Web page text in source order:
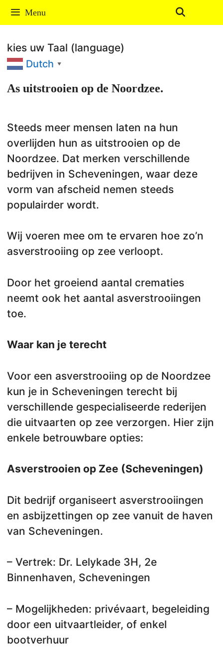
Ga
naar
inhoud
Menu
kies uw Taal (language)
Dutch ▼
As uitstrooien op de Noordzee.
Steeds meer mensen laten na hun
overlijden hun as uitstrooien op de
Noordzee. Dat merken verschillende
bedrijven in Scheveningen, waar deze
vorm van afscheid nemen steeds
populairder wordt.
Wij voeren mee om te ervaren hoe zo’n
asverstrooiing op zee verloopt.
Door het groeiend aantal crematies
neemt ook het aantal asverstrooiingen
toe.
Waar kan je terecht
Voor een asverstrooiing op de Noordzee
kun je in Scheveningen terecht bij
verschillende gespecialiseerde rederijen
die uitvaarten op zee verzorgen. Hier zijn
enkele betrouwbare opties:
Asverstrooien op Zee (Scheveningen)
Dit bedrijf organiseert asverstrooiingen
en asbijzettingen op zee vanuit de haven
van Scheveningen.
– Vertrek: Dr. Lelykade 3H, 2e
Binnenhaven, Scheveningen
– Mogelijkheden: privévaart, begeleiding
door een uitvaartleider, of enkel
bootverhuur